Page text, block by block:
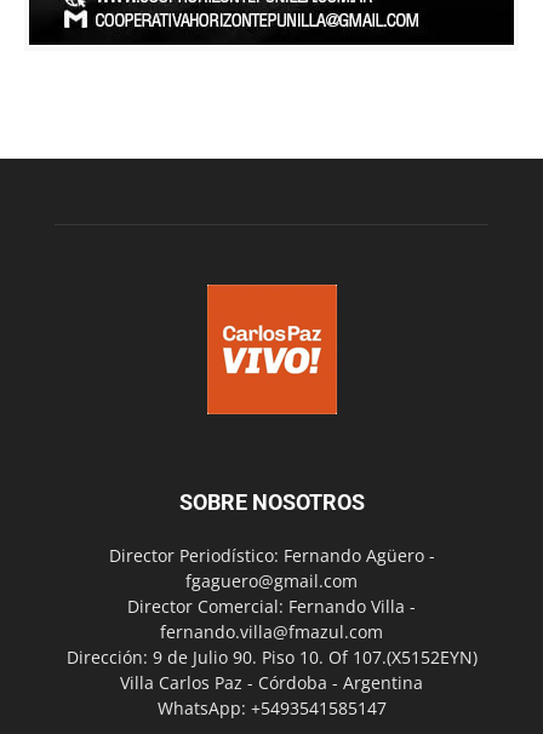
SOBRE NOSOTROS
Director Periodístico: Fernando Agüero -
fgaguero@gmail.com
Director Comercial: Fernando Villa -
fernando.villa@fmazul.com
Dirección: 9 de Julio 90. Piso 10. Of 107.(X5152EYN)
Villa Carlos Paz - Córdoba - Argentina
WhatsApp: +5493541585147